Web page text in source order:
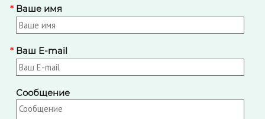
Ваше имя
*
Ваш E-mail
*
Сообщение